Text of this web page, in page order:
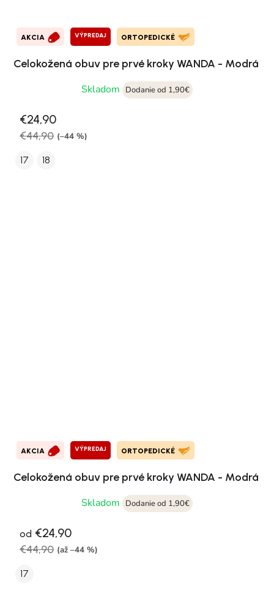
AKCIA VÝPREDAJ ORTOPEDICKÉ
Celokožená obuv pre prvé kroky WANDA - Modrá
Skladom
Dodanie od 1,90€
€24,90
€44,90 (–44 %)
17 18
AKCIA VÝPREDAJ ORTOPEDICKÉ
Celokožená obuv pre prvé kroky WANDA - Modrá
Skladom
Dodanie od 1,90€
od €24,90
€44,90 (až –44 %)
17